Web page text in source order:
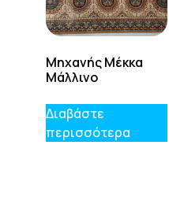
Μηχανής Μέκκα
Μάλλινο
Διαβάστε
περισσότερα